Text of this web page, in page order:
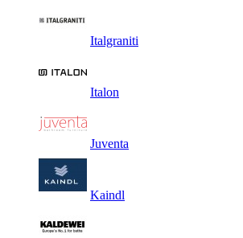
Italgraniti
Italon
Juventa
Kaindl